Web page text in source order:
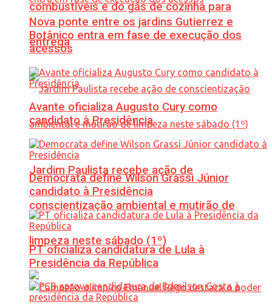
combustíveis e do gás de cozinha para
entrega
Jardim Paulista recebe ação de
conscientização ambiental e mutirão de
limpeza neste sábado (1º)
Nova ponte entre os jardins Gutierrez e
Botânico entra em fase de execução dos
acessos
Avante oficializa Augusto Cury como
candidato à Presidência
Democrata define Wilson Grassi Júnior
candidato à Presidência
PT oficializa candidatura de Lula à
Presidência da República